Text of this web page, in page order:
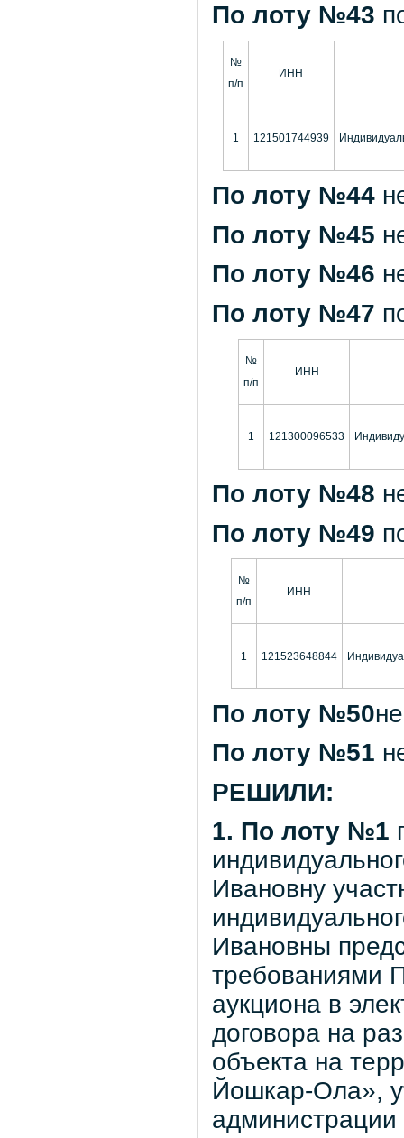
По лоту №43
№
п/п
ИНН
1 121501744939
По лоту №44
По лоту №45
По лоту №46
По лоту №47
№
п/п
ИНН
1 121300096533
По лоту №48
По лоту №49
№
п/п
ИНН
1 121523648844
По лоту №50
По лоту №51
РЕШИЛИ:
1. По лоту №1
Ивановну
Ивановны
требованиями
аукциона в
договора на
объекта на
Йошкар-Ола»,
администрации